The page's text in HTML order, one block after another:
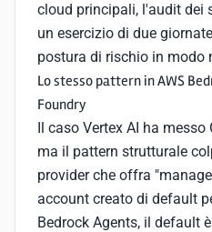
cloud principali, l'audit dei
un esercizio di due
postura di rischio in modo
Lo stesso pattern in AWS
Foundry
Il caso Vertex AI ha
ma il pattern strutturale
provider che offra
account creato di default
Bedrock Agents, il default